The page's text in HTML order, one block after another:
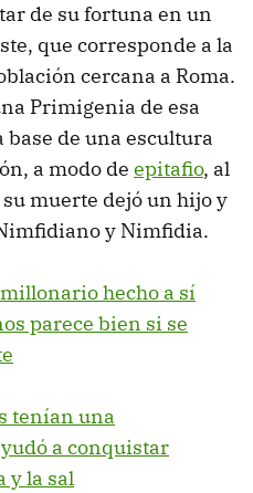
de su fortuna en un
que corresponde a la
cercana a Roma.
Primigenia de esa
de una escultura
a modo de epitafio, al
muerte dejó un hijo y
y Nimfidia.
hecho a sí
parece bien si se
tenían una
a conquistar
y la sal